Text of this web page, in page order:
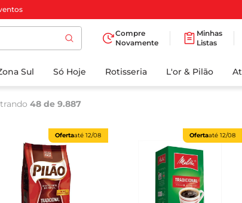
Compre
Novamente
Minhas
Listas
Sul Só Hoje Rotisseria L'or & Pilão
48 de 9.887
Ofertaaté12/08 Ofertaaté12/08